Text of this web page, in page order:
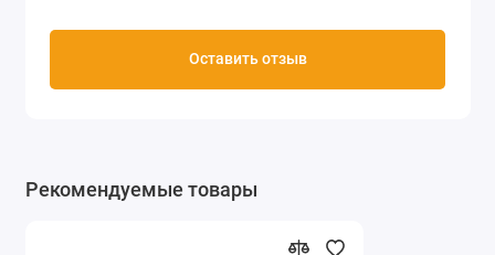
Оставить отзыв
Рекомендуемые товары